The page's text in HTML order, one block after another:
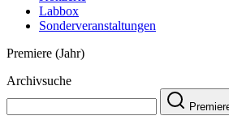
Labbox
Sonderveranstaltungen
Premiere (Jahr)
Archivsuche